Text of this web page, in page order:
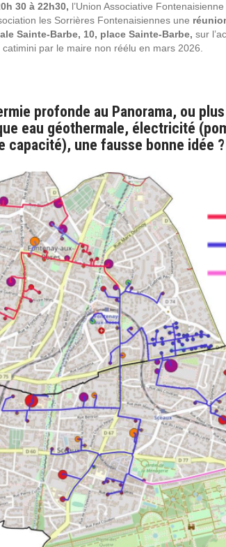
30 à 22h30, l’Union Associative
les Sorrières Fontenaisiennes une
Sainte-Barbe, 10, place Sainte-Barbe, sur
par le maire non réélu en mars 2026.
profonde au Panorama, ou
eau géothermale, électricité
capacité), une fausse bonne idée ?